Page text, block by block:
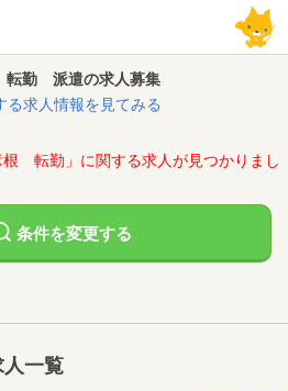
勤 派遣の求人募集
る求人情報を見てみる
転勤」に関する求人が見つかりまし
条件を変更する
一覧